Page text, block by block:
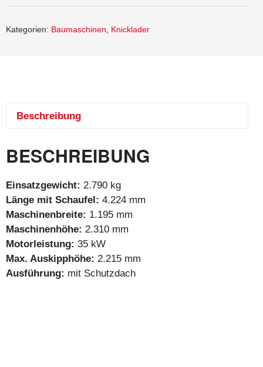
Kategorien: Baumaschinen, Knicklader
Beschreibung
BESCHREIBUNG
Einsatzgewicht: 2.790 kg
Länge mit Schaufel: 4.224 mm
Maschinenbreite: 1.195 mm
Maschinenhöhe: 2.310 mm
Motorleistung: 35 kW
Max. Auskipphöhe: 2.215 mm
Ausführung: mit Schutzdach